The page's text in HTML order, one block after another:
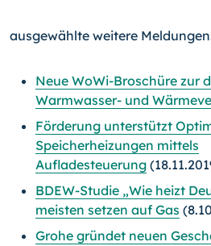
ausgewählte weitere
Neue WoWi-Broschüre zur
Warmwasser- und
Förderung unterstützt
Speicherheizungen mittels
Aufladesteuerung
BDEW-Studie „Wie heizt
meisten setzen auf Gas
Grohe gründet neuen